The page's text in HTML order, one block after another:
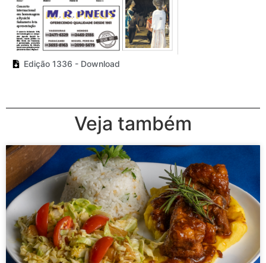
Edição 1336 - Download
Veja também